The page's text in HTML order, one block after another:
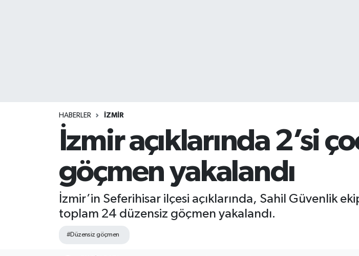
HABERLER İZMİR
İzmir açıklarında 2’si
göçmen yakalandı
İzmir’in Seferihisar ilçesi açıklarında, Sahil Güvenlik
toplam 24 düzensiz göçmen yakalandı.
#Düzensiz göçmen